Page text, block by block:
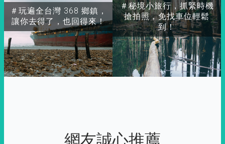
＃玩遍全台灣 368 鄉鎮，
讓你去得了，也回得來！
＃秘境小旅行，抓緊時機
搶拍照，免找車位輕鬆
到！
網友誠心推薦